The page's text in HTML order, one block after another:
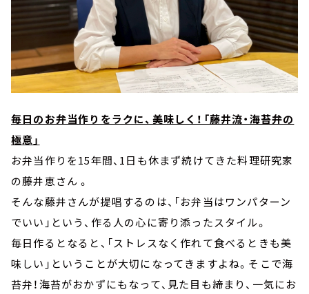
毎日のお弁当作りをラクに、美味しく！「藤井流・海苔弁の
極意」
お弁当作りを15年間、1日も休まず続けてきた料理研究家
の藤井恵さん 。
そんな藤井さんが提唱するのは、「お弁当はワンパターン
でいい」という、作る人の心に寄り添ったスタイル。
毎日作るとなると、「ストレスなく作れて食べるときも美
味しい」ということが大切になってきますよね。そこで海
苔弁！海苔がおかずにもなって、見た目も締まり、一気にお